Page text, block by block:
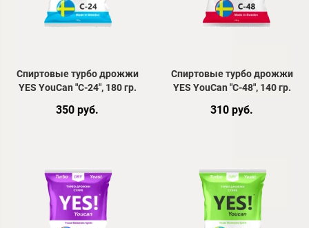
Спиртовые турбо дрожжи
YES YouCan "C-24", 180 гр.
350 руб.
Спиртовые турбо дрожжи
YES YouCan "C-48", 140 гр.
310 руб.